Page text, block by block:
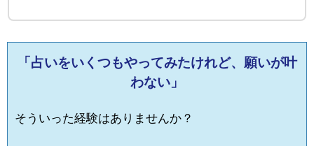
「占いをいくつもやってみたけれど、願いが叶
わない」
そういった経験はありませんか？